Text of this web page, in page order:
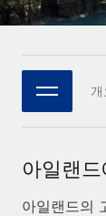
연결
통합
핵심
전문가 상담
글로벌 인
REMOTE 파
플랫폼
직무 설명
이벤트
급여 및 인
한국어
개
아일랜
아일랜드의